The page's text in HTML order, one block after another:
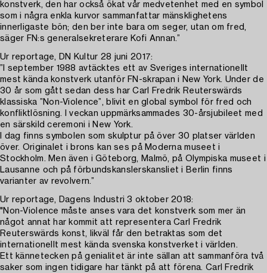
konstverk, den har också ökat vår medvetenhet med en symbol
som i några enkla kurvor sammanfattar mänsklighetens
innerligaste bön; den ber inte bara om seger, utan om fred,
säger FN:s generalsekreterare Kofi Annan.”
Ur reportage, DN Kultur 28 juni 2017:
”I september 1988 avtäcktes ett av Sveriges internationellt
mest kända konstverk utanför FN-skrapan i New York. Under de
30 år som gått sedan dess har Carl Fredrik Reuterswärds
klassiska ”Non-Violence”, blivit en global symbol för fred och
konfliktlösning. I veckan uppmärksammades 30-årsjubileet med
en särskild ceremoni i New York.
I dag finns symbolen som skulptur på över 30 platser världen
över. Originalet i brons kan ses på Moderna museet i
Stockholm. Men även i Göteborg, Malmö, på Olympiska museet i
Lausanne och på förbundskanslerskansliet i Berlin finns
varianter av revolvern.”
Ur reportage, Dagens Industri 3 oktober 2018:
"Non-Violence måste anses vara det konstverk som mer än
något annat har kommit att representera Carl Fredrik
Reuterswärds konst, likväl får den betraktas som det
internationellt mest kända svenska konstverket i världen.
Ett kännetecken på genialitet är inte sällan att sammanföra två
saker som ingen tidigare har tänkt på att förena. Carl Fredrik